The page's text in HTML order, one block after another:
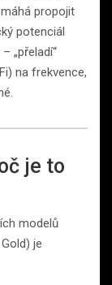
propojit
potenciál
„přeladí“
na frekvence,
je to
modelů
je